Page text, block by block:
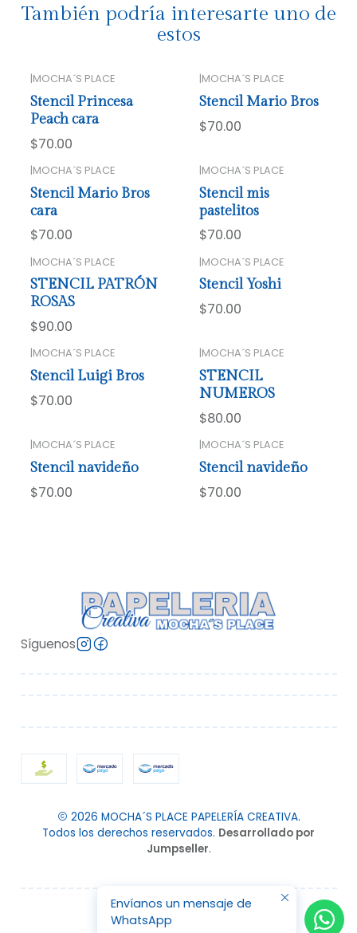
También podría interesarte uno de
estos
|MOCHA´S PLACE
Stencil Princesa
Peach cara
$70.00
|MOCHA´S PLACE
Stencil Mario Bros
$70.00
|MOCHA´S PLACE
Stencil Mario Bros
cara
$70.00
|MOCHA´S PLACE
Stencil mis
pastelitos
$70.00
|MOCHA´S PLACE
STENCIL PATRÓN
ROSAS
$90.00
|MOCHA´S PLACE
Stencil Yoshi
$70.00
|MOCHA´S PLACE
Stencil Luigi Bros
$70.00
|MOCHA´S PLACE
STENCIL
NUMEROS
$80.00
|MOCHA´S PLACE
Stencil navideño
$70.00
|MOCHA´S PLACE
Stencil navideño
$70.00
Síguenos
2026 MOCHA´S PLACE PAPELERÍA CREATIVA.
Todos los derechos reservados. Desarrollado por
Jumpseller.
VOLVER ARRIBA
Envíanos un mensaje de
WhatsApp